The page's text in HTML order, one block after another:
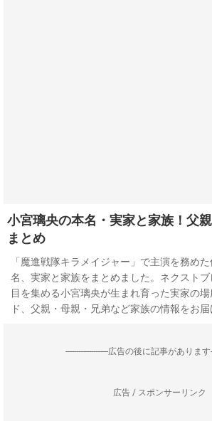
小宮璃央の本名・実家と家族！父
まとめ
「魔進戦隊キラメイジャー」で主演を務め
名、実家と家族をまとめました。ネクスト
目を集める小宮璃央が生まれ育った実家の
ド、父親・母親・兄弟など家族の情報をお届
--------------------広告の後に記事があります
広告 / スポンサーリンク